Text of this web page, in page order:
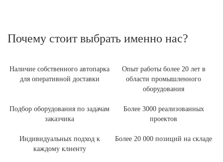
Почему стоит выбрать именно нас?
Наличие собственного автопарка
для оперативной доставки
Опыт работы более 20 лет в
области промышленного
оборудования
Подбор оборудования по задачам
заказчика
Более 3000 реализованных
проектов
Индивидуальных подход к
каждому клиенту
Более 20 000 позиций на складе